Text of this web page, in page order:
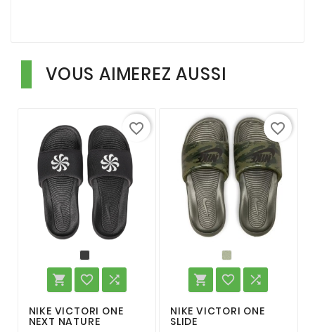
VOUS AIMEREZ AUSSI
  
NIKE VICTORI ONE
NEXT NATURE
favorite_border
  
NIKE VICTORI ONE
SLIDE
favorite_border